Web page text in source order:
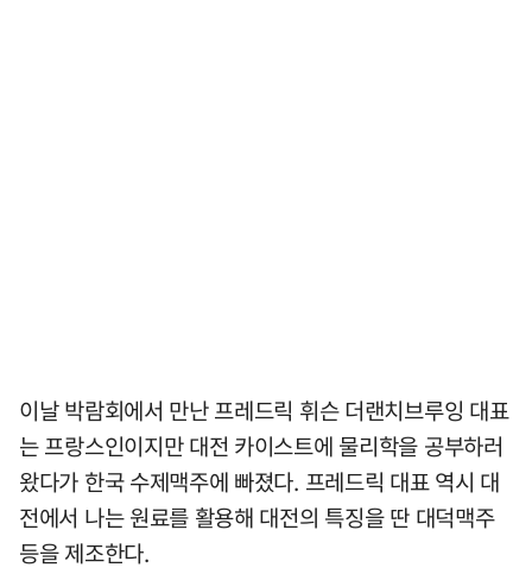
이날 박람회에서 만난 프레드릭 휘슨 더랜치브루잉 대표
는 프랑스인이지만 대전 카이스트에 물리학을 공부하러
왔다가 한국 수제맥주에 빠졌다. 프레드릭 대표 역시 대
전에서 나는 원료를 활용해 대전의 특징을 딴 대덕맥주
등을 제조한다.